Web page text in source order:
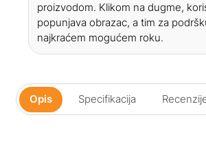
proizvodom. Klikom na dugme,
popunjava obrazac, a tim za
najkraćem mogućem roku.
Opis Specifikacija